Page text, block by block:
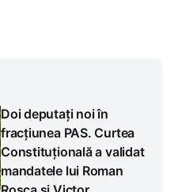
Doi deputați noi în
fracțiunea PAS. Curtea
Constituțională a validat
mandatele lui Roman